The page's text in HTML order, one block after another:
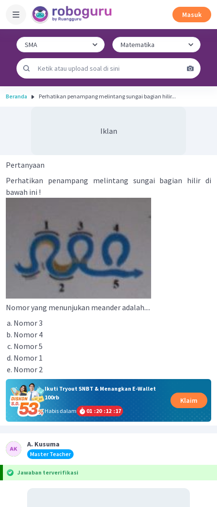
Masuk
Beranda Perhatikan penampang melintang sungai bagian hilir...
Iklan
Pertanyaan
Perhatikan penampang melintang sungai bagian hilir di
bawah ini !
Nomor yang menunjukan meander adalah....
Nomor 3
Nomor 4
Nomor 5
Nomor 1
Nomor 2
Ikuti Tryout SNBT & Menangkan E-Wallet
100rb
Habis dalam
01 :20 :12 :17
Klaim
A. Kusuma
Master Teacher
Jawaban terverifikasi